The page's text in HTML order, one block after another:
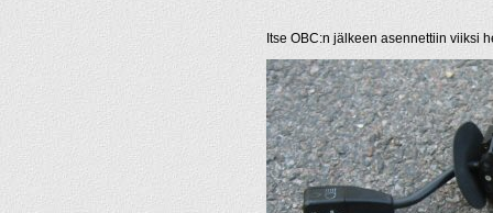
Itse OBC:n jälkeen asennettiin viiksi